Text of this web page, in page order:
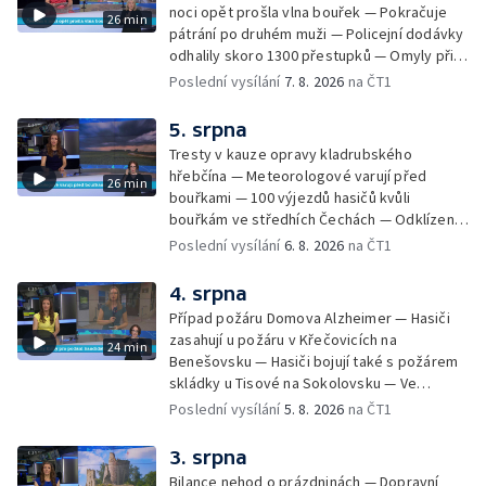
26 min
noci opět prošla vlna bouřek — Pokračuje
pátrání po druhém muži — Policejní dodávky
odhalily skoro 1300 přestupků — Omyly při
nouzovém volání o pomoc — Hradec Králové
rekord v hromadném seskoku parašutistů —
Chovné rybníky na Českolipsku pustoší
vydry — Instalace nové sochy v Mariánských
Lázních — Sedmiletý trest za dotační
podvod s projektem Technologického parku
v Písku — Dětský tábor na Brutal Assault —
Turistická trasa Svatojánské proudy zůstává
— Cestování za pozorováním noční oblohy
Poslední vysílání 7. 8. 2026 na ČT1
26 min
5. srpna
Tresty v kauze opravy kladrubského
hřebčína — Meteorologové varují před
bouřkami — 100 výjezdů hasičů kvůli
bouřkám ve středhích Čechách — Odklízení
škod po bouřkách — Hasiči likvidovali
Václavském náměstí — Necelý kilometr řeky
Otavy u šumavského Annína je téměř bez
vody — Pátrání po dvou mužích na jezeře
Most — Tábor pro děti odsouzených — Tábor
pomáhá dětem orientovat se na trhu práce
— Začal festival Brutal Assault — Cyklysta
spadl v Karlvoych Varech do řeky —
pastí na hmyz se chytají ptáci
Poslední vysílání6. 8. 2026 na ČT1
24 min
4. srpna
Případ požáru Domova Alzheimer — Hasiči
zasahují u požáru v Křečovicích na
Benešovsku — Hasiči bojují také s požárem
skládky u Tisové na Sokolovsku — Ve
Strážnici na Hodonínsku padl další teplotní
zřítil strop — Požár lesa u šumavských
Nezdic — Modernizace úseku dálnice D8 —
Poslední vysílání5. 8. 2026 na ČT1
3. srpna
Bilance nehod o prázdninách — Dopravní